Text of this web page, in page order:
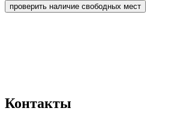
проверить наличие свободных мест
Контакты